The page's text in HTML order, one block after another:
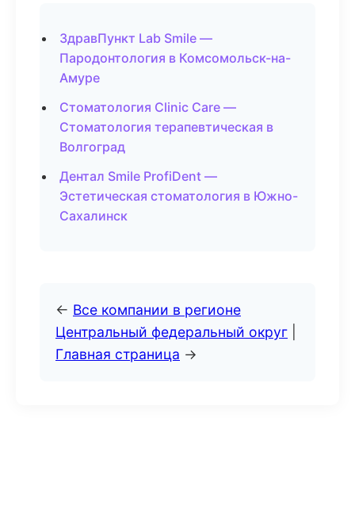
ЗдравПункт Lab Smile —
Пародонтология в Комсомольск-на-
Амуре
Стоматология Clinic Care —
Стоматология терапевтическая в
Волгоград
Дентал Smile ProfiDent —
Эстетическая стоматология в Южно-
Сахалинск
← Все компании в регионе
Центральный федеральный округ
Главная страница →